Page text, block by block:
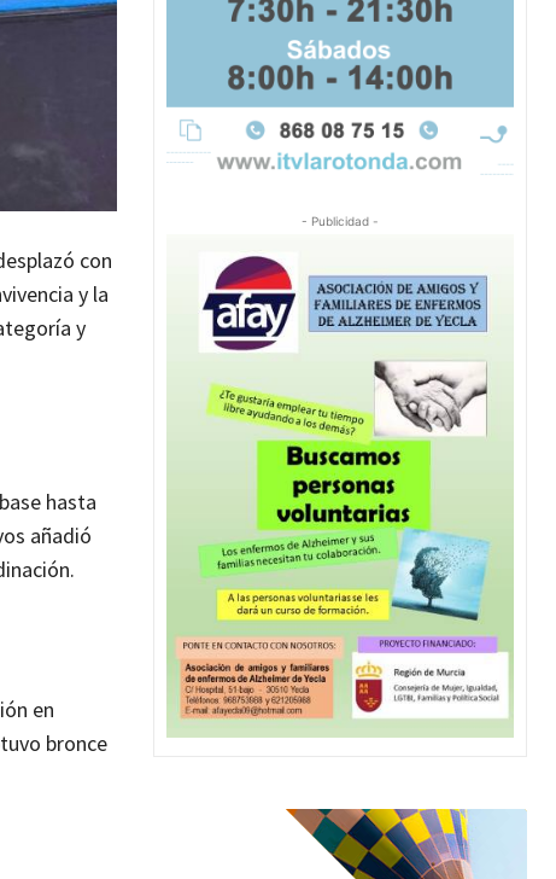
con
y la
y
hasta
añadió
en
bronce
- Publicidad -